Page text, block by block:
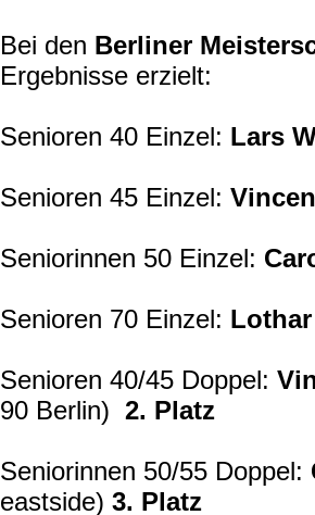
Bei den Berliner
Ergebnisse erzielt:
Senioren 40 Einzel: Lars
Senioren 45 Einzel:
Seniorinnen 50 Einzel:
Senioren 70 Einzel:
Senioren 40/45 Doppel:
90 Berlin) 2. Platz
Seniorinnen 50/55 Doppel:
eastside) 3. Platz